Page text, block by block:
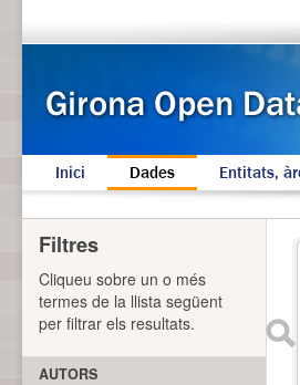
Inici Dades Entitats,
Filtres
Cliqueu sobre un o més
termes de la llista següent
per filtrar els resultats.
AUTORS